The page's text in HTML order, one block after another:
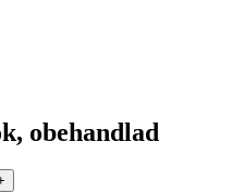
obehandlad